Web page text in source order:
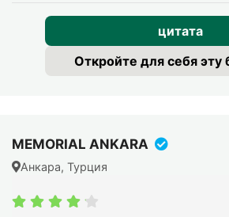
цитата
Откройте для себя эту
MEMORIAL ANKARA
Анкара, Турция